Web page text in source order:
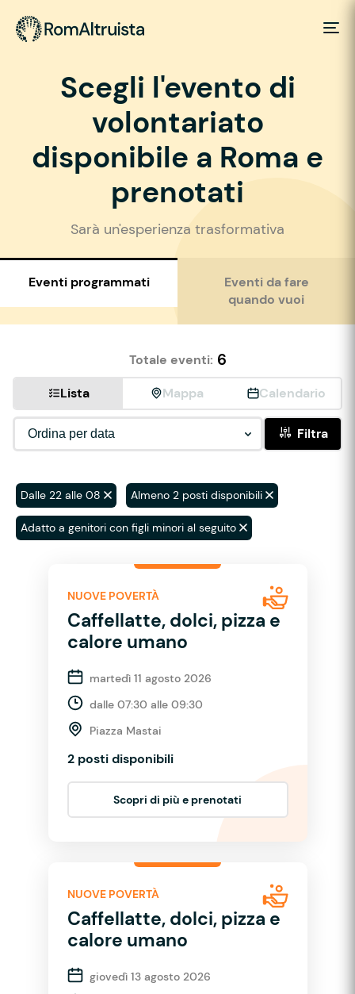
Scegli l'evento di
volontariato
disponibile a Roma e
prenotati
Sarà un'esperienza trasformativa
Eventi programmati
Eventi da fare
quando vuoi
Totale eventi: 6
Lista Mappa Calendario
Filtra
Dalle 22 alle 08 Almeno 2 posti disponibili
Adatto a genitori con figli minori al seguito
NUOVE POVERTÀ
Caffellatte, dolci, pizza e
calore umano
martedì 11 agosto 2026
dalle 07:30 alle 09:30
Piazza Mastai
2 posti disponibili
Scopri di più e prenotati
NUOVE POVERTÀ
Caffellatte, dolci, pizza e
calore umano
giovedì 13 agosto 2026